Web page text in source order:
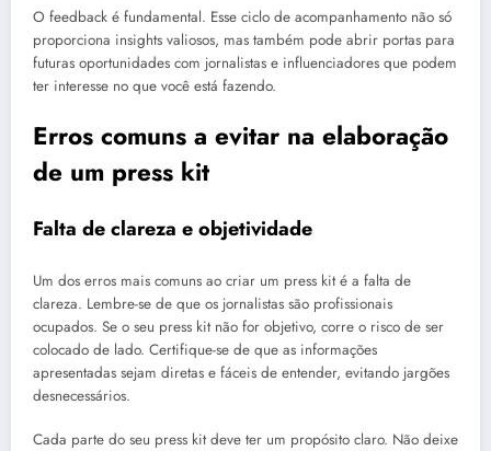
O feedback é fundamental. Esse ciclo de acompanhamento não só
proporciona insights valiosos, mas também pode abrir portas para
futuras oportunidades com jornalistas e influenciadores que podem
ter interesse no que você está fazendo.
Erros comuns a evitar na elaboração
de um press kit
Falta de clareza e objetividade
Um dos erros mais comuns ao criar um press kit é a falta de
clareza. Lembre-se de que os jornalistas são profissionais
ocupados. Se o seu press kit não for objetivo, corre o risco de ser
colocado de lado. Certifique-se de que as informações
apresentadas sejam diretas e fáceis de entender, evitando jargões
desnecessários.
Cada parte do seu press kit deve ter um propósito claro. Não deixe